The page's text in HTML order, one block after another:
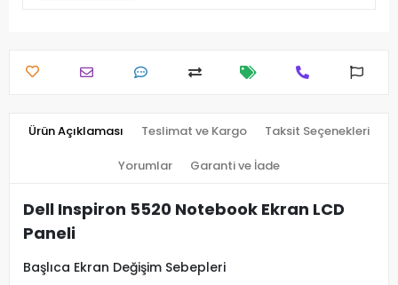
Ürün Açıklaması Teslimat ve Kargo Taksit Seçenekleri
Yorumlar Garanti ve İade
Dell Inspiron 5520 Notebook Ekran LCD
Paneli
Başlıca Ekran Değişim Sebepleri